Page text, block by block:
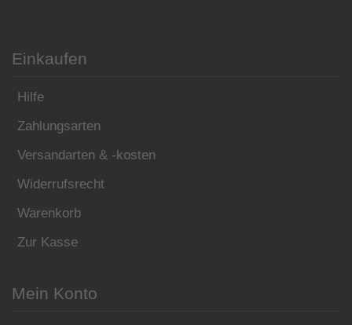
Einkaufen
Hilfe
Zahlungsarten
Versandarten & -kosten
Widerrufsrecht
Warenkorb
Zur Kasse
Mein Konto